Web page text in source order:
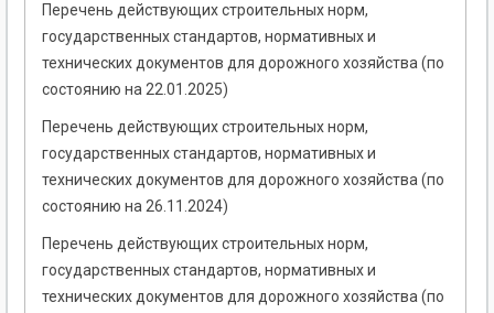
Перечень действующих строительных норм,
государственных стандартов, нормативных и
технических документов для дорожного хозяйства (по
состоянию на 22.01.2025)
Перечень действующих строительных норм,
государственных стандартов, нормативных и
технических документов для дорожного хозяйства (по
состоянию на 26.11.2024)
Перечень действующих строительных норм,
государственных стандартов, нормативных и
технических документов для дорожного хозяйства (по